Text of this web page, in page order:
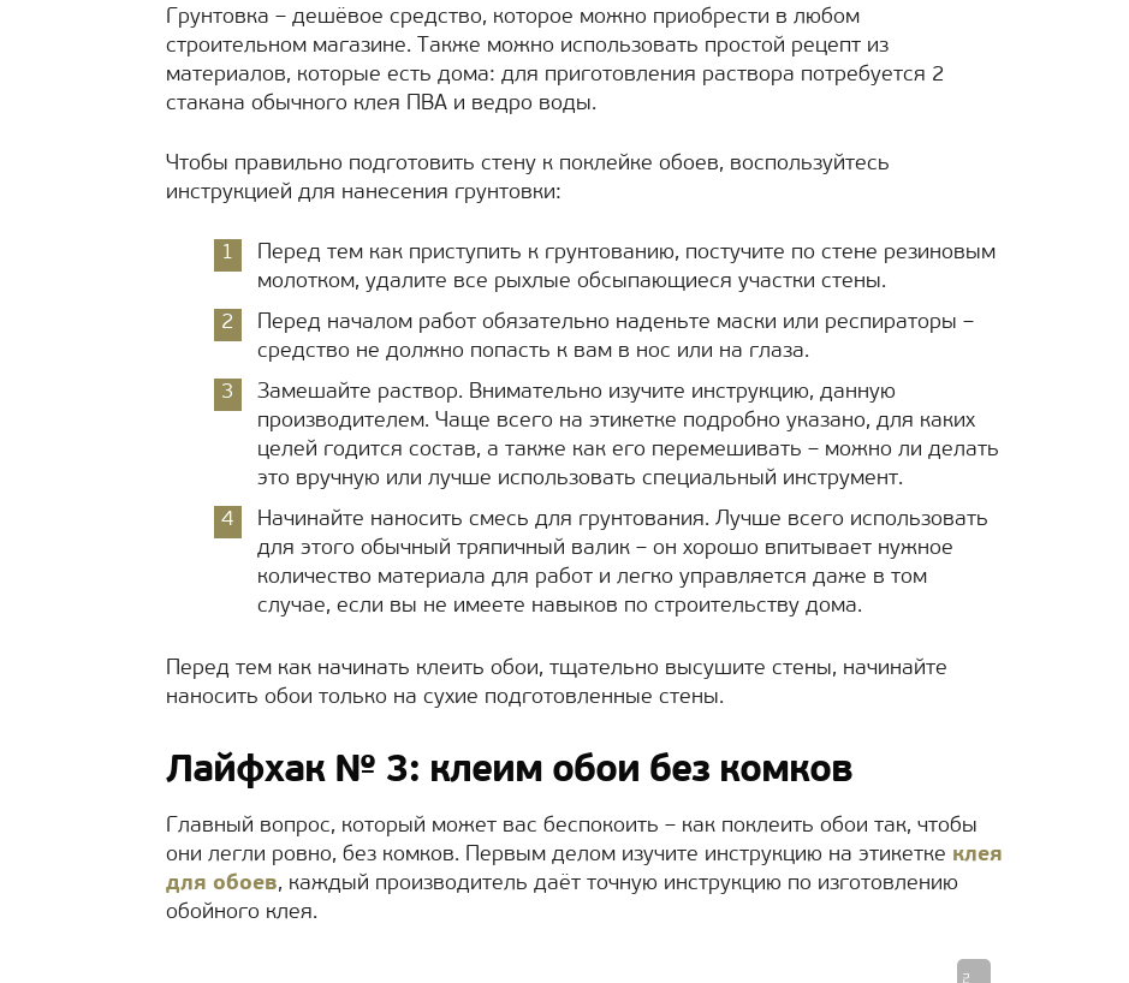
Грунтовка – дешёвое средство, которое можно приобрести в любом
строительном магазине. Также можно использовать простой рецепт из
материалов, которые есть дома: для приготовления раствора потребуется 2
стакана обычного клея ПВА и ведро воды.
Чтобы правильно подготовить стену к поклейке обоев, воспользуйтесь
инструкцией для нанесения грунтовки:
Перед тем как приступить к грунтованию, постучите по стене резиновым
молотком, удалите все рыхлые обсыпающиеся участки стены.
Перед началом работ обязательно наденьте маски или респираторы –
средство не должно попасть к вам в нос или на глаза.
Замешайте раствор. Внимательно изучите инструкцию, данную
производителем. Чаще всего на этикетке подробно указано, для каких
целей годится состав, а также как его перемешивать – можно ли делать
это вручную или лучше использовать специальный инструмент.
Начинайте наносить смесь для грунтования. Лучше всего использовать
для этого обычный тряпичный валик – он хорошо впитывает нужное
количество материала для работ и легко управляется даже в том
случае, если вы не имеете навыков по строительству дома.
Перед тем как начинать клеить обои, тщательно высушите стены, начинайте
наносить обои только на сухие подготовленные стены.
Лайфхак № 3: клеим обои без комков
Главный вопрос, который может вас беспокоить – как поклеить обои так, чтобы
они легли ровно, без комков. Первым делом изучите инструкцию на этикетке клея
для обоев, каждый производитель даёт точную инструкцию по изготовлению
обойного клея.